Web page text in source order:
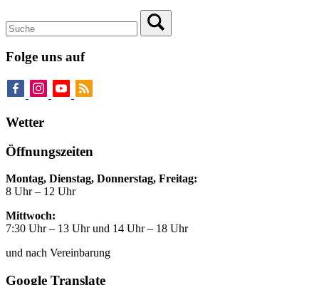
Folge uns auf
Wetter
Öffnungszeiten
Montag, Dienstag, Donnerstag, Freitag:
8 Uhr – 12 Uhr
Mittwoch:
7:30 Uhr – 13 Uhr und 14 Uhr – 18 Uhr
und nach Vereinbarung
Google Translate